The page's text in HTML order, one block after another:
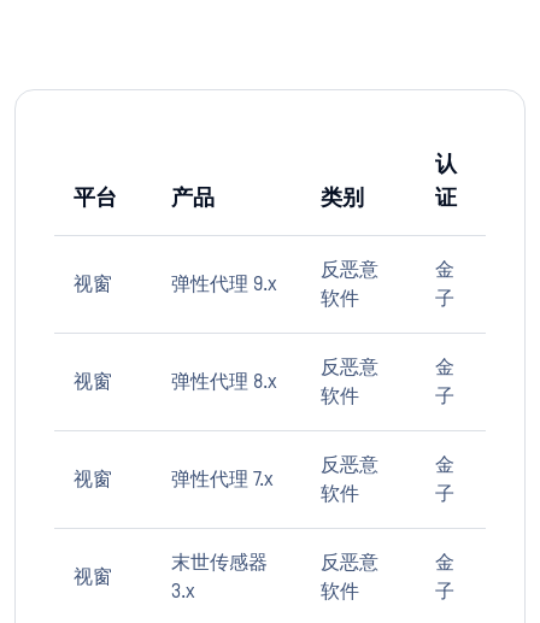
平台 产品 类别
认
证
视窗 弹性代理 9.x
反恶意
软件
金
子
视窗 弹性代理 8.x
反恶意
软件
金
子
视窗 弹性代理 7.x
反恶意
软件
金
子
视窗
末世传感器
3.x
反恶意
软件
金
子